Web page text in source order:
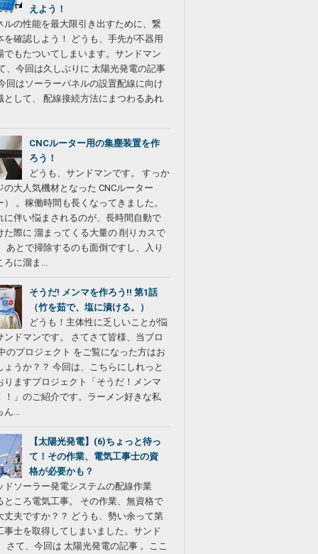
えよう！
ルの性能を最大限引き出すために、繋
を確認しよう！ どうも、手先が不器用
でもたついてしまいます。サンドマン
、今回は久しぶりに 太陽光発電の記事
回はソーラーパネルの設置配線に向け
として、 配線接続方法にまつわるあれ
CNCルーター用の集塵装置を作
ろう！
どうも、サンドマンです。 すっか
の大人気機材となった CNCルーター
） 。稼働時間も長くなってきました。
に伴い悩まされるのが、長時間自動で
た際に 溜まってくる大量の 削りカスで
あとで掃除するのも面倒ですし、入り
に溜ま...
そうだ! メンマを作ろう!! 第1話
（竹を茹で、塩に漬ける。）
どうも！主体性に乏しいことが悩
ンドマンです。 さてさて皆様、当ブロ
のプロジェクト をご覧になった方はお
ょうか？？ 今回は、こちらにしれっと
りますプロジェクト「そうだ！メンマ
！」のご紹介です。ラーメン好きな私
...
【太陽光発電】(6)ちょっと待っ
て！その作業、電気工事士の資
格が必要かも？
ドソーラー発電システムの配線作業
ところ電気工事。 その作業、無資格で
丈夫ですか？？ どうも、勢い余って第
事士を取得してしまいました。サンド
さて、今回は 太陽光発電の記事 。ここ